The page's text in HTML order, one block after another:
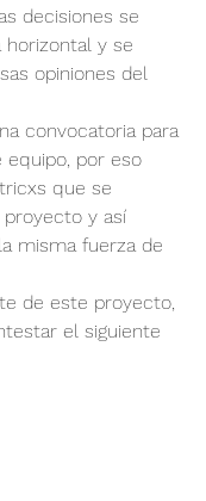
decisiones se
y se
opiniones del
convocatoria para
por eso
que se
y así
misma fuerza de
de este proyecto,
el siguiente